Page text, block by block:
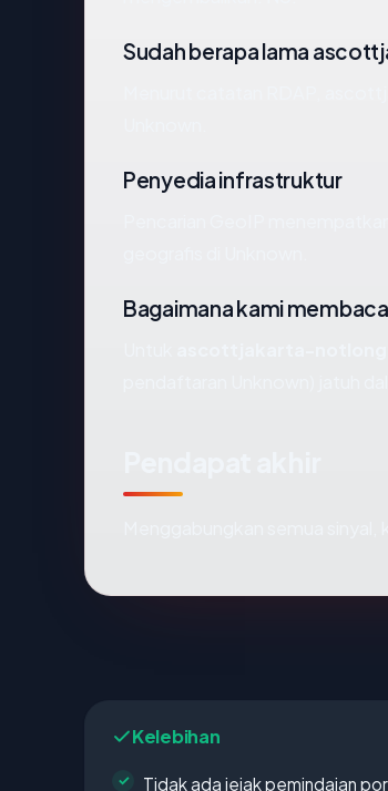
Sudah berapa lama
Penyedia infrastruktur
Bagaimana kami
Kelebihan
Tidak ada jejak pemindaian